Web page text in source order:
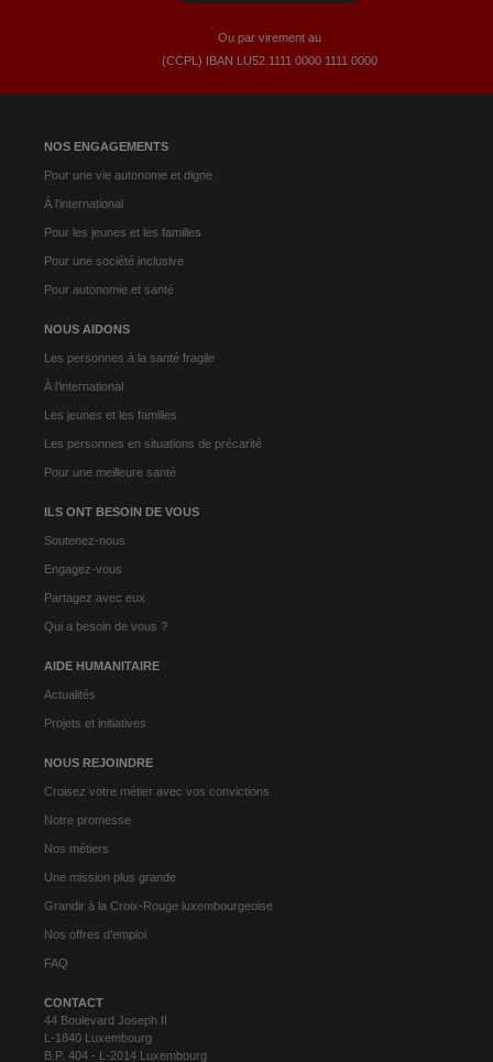
NOS ENGAGEMENTS
Pour une vie autonome et digne
À l’international
Pour les jeunes et les familles
Pour une société inclusive
Pour autonomie et santé
NOUS AIDONS
Les personnes à la santé fragile
À l’international
Les jeunes et les familles
Les personnes en situations de précarité
Pour une meilleure santé
ILS ONT BESOIN DE VOUS
Soutenez-nous
Engagez-vous
Partagez avec eux
Qui a besoin de vous ?
AIDE HUMANITAIRE
Actualités
Projets et initiatives
NOUS REJOINDRE
Croisez votre métier avec vos convictions
Notre promesse
Nos métiers
Une mission plus grande
Grandir à la Croix-Rouge luxembourgeoise
Nos offres d’emploi
FAQ
CONTACT
44 Boulevard Joseph II
L-1840 Luxembourg
B.P. 404 - L-2014 Luxembourg
Ou par virement au
(CCPL) IBAN LU52​ 1111​ 0000​ 1111​ 0000